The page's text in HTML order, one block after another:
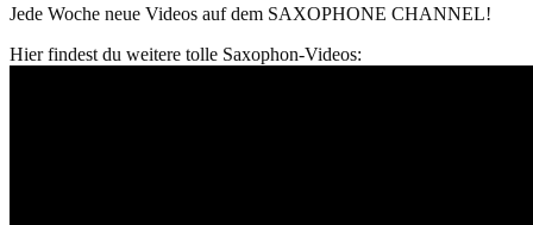
Jede Woche neue Videos auf dem SAXOPHONE CHANNEL!
Hier findest du weitere tolle Saxophon-Videos: